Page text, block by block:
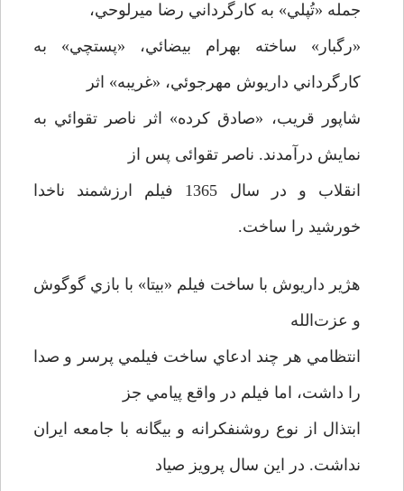
جمله «تُپلي» به كارگرداني رضا ميرلوحي،
«رگبار» ساخته بهرام بيضائي، «پستچي» به
كارگرداني داريوش مهرجوئي، «غريبه» اثر
شاپور قريب، «صادق كرده» اثر ناصر تقوائي به
نمایش درآمدند. ناصر تقوائی پس از
انقلاب و در سال 1365 فيلم ارزشمند ناخدا
خورشيد را ساخت.
هژير داريوش با ساخت فيلم «بیتا‌» با بازي گوگوش
و عزت‌الله
انتظامي هر چند ادعاي ساخت فيلمي پرسر و صدا
را داشت، اما فیلم در واقع پيامي جز
ابتذال از نوع روشنفكرانه و بيگانه با جامعه ايران
نداشت. در اين سال پرويز صياد